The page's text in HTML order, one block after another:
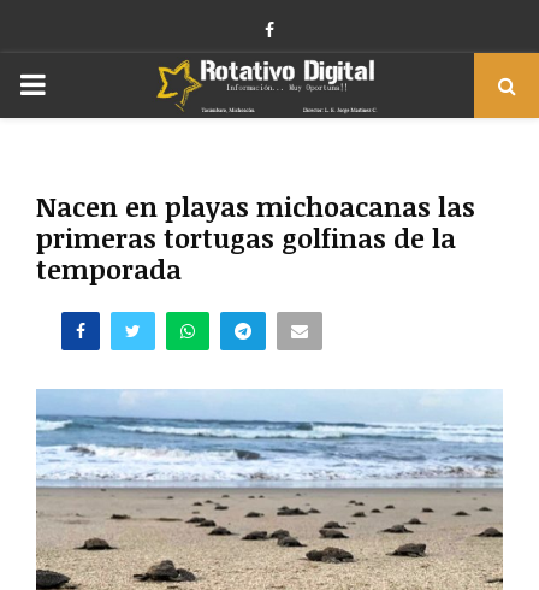
Facebook
PRIMARY
Nacen en playas michoacanas las
primeras tortugas golfinas de la
temporada